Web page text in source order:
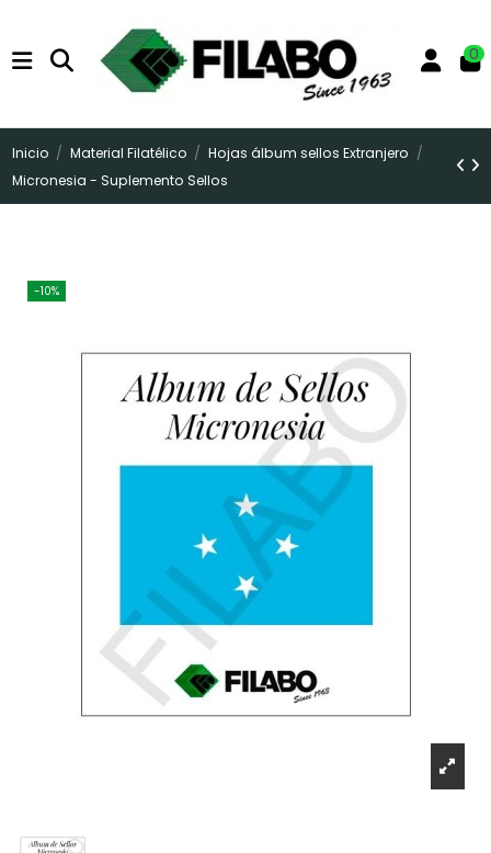
0
Inicio Material Filatélico
Hojas álbum sellos Extranjero
Micronesia - Suplemento Sellos
-10%